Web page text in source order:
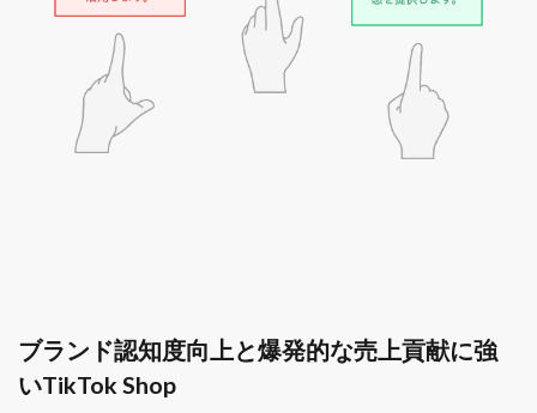
ブランド認知度向上と爆発的な売上貢献に強
いTikTok Shop